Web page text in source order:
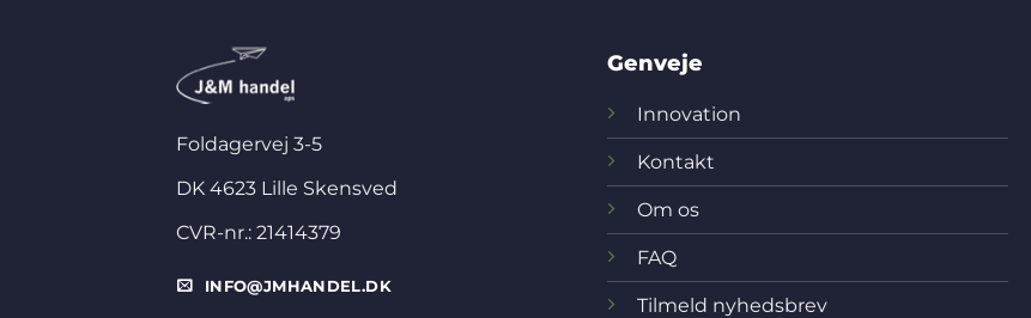
Foldagervej 3-5
DK 4623 Lille Skensved
CVR-nr.: 21414379
INFO@JMHANDEL.DK
Genveje
Innovation
Kontakt
Om os
FAQ
Tilmeld nyhedsbrev